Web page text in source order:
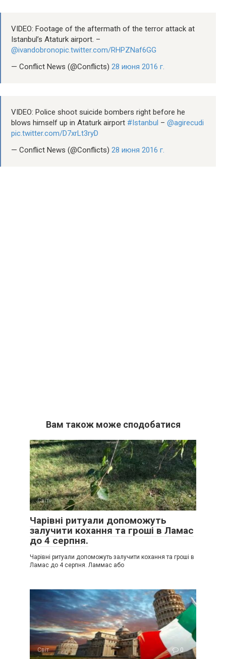
VIDEO: Footage of the aftermath of the terror attack at
Istanbul’s Ataturk airport. –
@ivandobronopic.twitter.com/RHPZNaf6GG
— Conflict News (@Conflicts) 28 июня 2016 г.
VIDEO: Police shoot suicide bombers right before he
blows himself up in Ataturk airport #Istanbul – @agirecudi
pic.twitter.com/D7xrLt3ryD
— Conflict News (@Conflicts) 28 июня 2016 г.
Вам також може сподобатися
Світ 0
Чарівні ритуали допоможуть
залучити кохання та гроші в Ламас
до 4 серпня.
Чарівні ритуали допоможуть залучити кохання та гроші в
Ламас до 4 серпня. Ламмас або
Світ 0